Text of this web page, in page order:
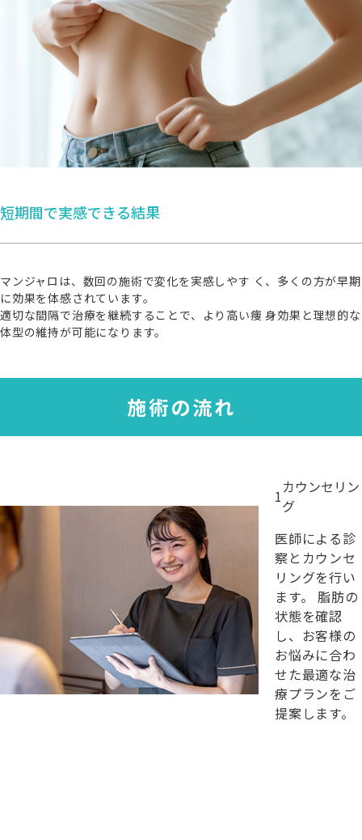
短期間で実感できる結果
マンジャロは、数回の施術で変化を実感しやす く、多くの方が早期
に効果を体感されています。
適切な間隔で治療を継続することで、より高い痩 身効果と理想的な
体型の維持が可能になります。
施術の流れ
1カウンセリン
グ
医師による診
察とカウンセ
リングを行い
ます。 脂肪の
状態を確認
し、お客様の
お悩みに合わ
せた最適な治
療プランをご
提案します。